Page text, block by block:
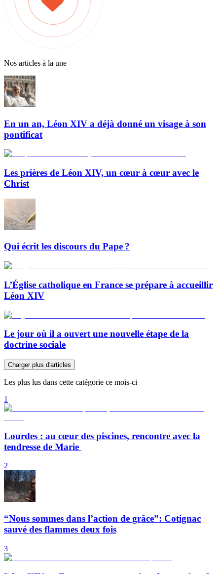
Nos articles à la une
En un an, Léon XIV a déjà donné un visage à son
pontificat
Les prières de Léon XIV, un cœur à cœur avec le
Christ
Qui écrit les discours du Pape ?
L’Église catholique en France se prépare à accueillir
Léon XIV
Le jour où il a ouvert une nouvelle étape de la
doctrine sociale
Charger plus d'articles
Les plus lus dans cette catégorie ce mois-ci
1
Lourdes : au cœur des piscines, rencontre avec la
tendresse de Marie
2
“Nous sommes dans l’action de grâce”: Cotignac
sauvé des flammes deux fois
3